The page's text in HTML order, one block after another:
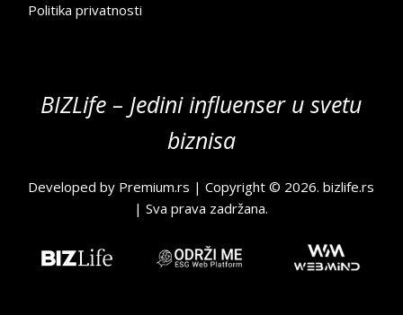
Politika privatnosti
BIZLife – Jedini influenser u svetu
biznisa
Developed by Premium.rs | Copyright © 2026.bizlife.rs
| Sva prava zadržana.